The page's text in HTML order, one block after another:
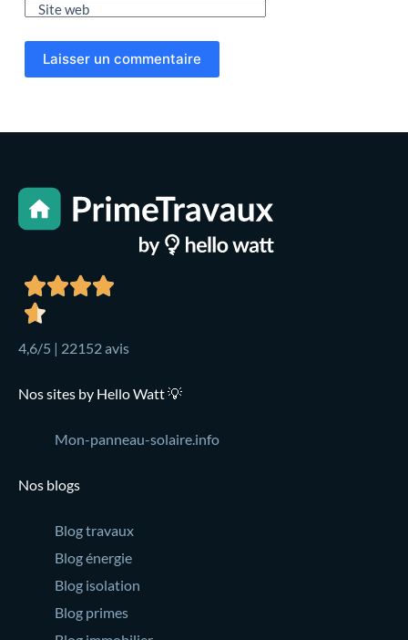
Site web
Laisser un commentaire
4,6/5 | 22152 avis
Nos sites by Hello Watt 💡
Mon-panneau-solaire.info
Nos blogs
Blog travaux
Blog énergie
Blog isolation
Blog primes